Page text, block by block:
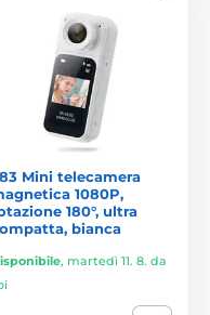
Mini telecamera
1080P,
180°, ultra
bianca
, martedì 11. 8. da